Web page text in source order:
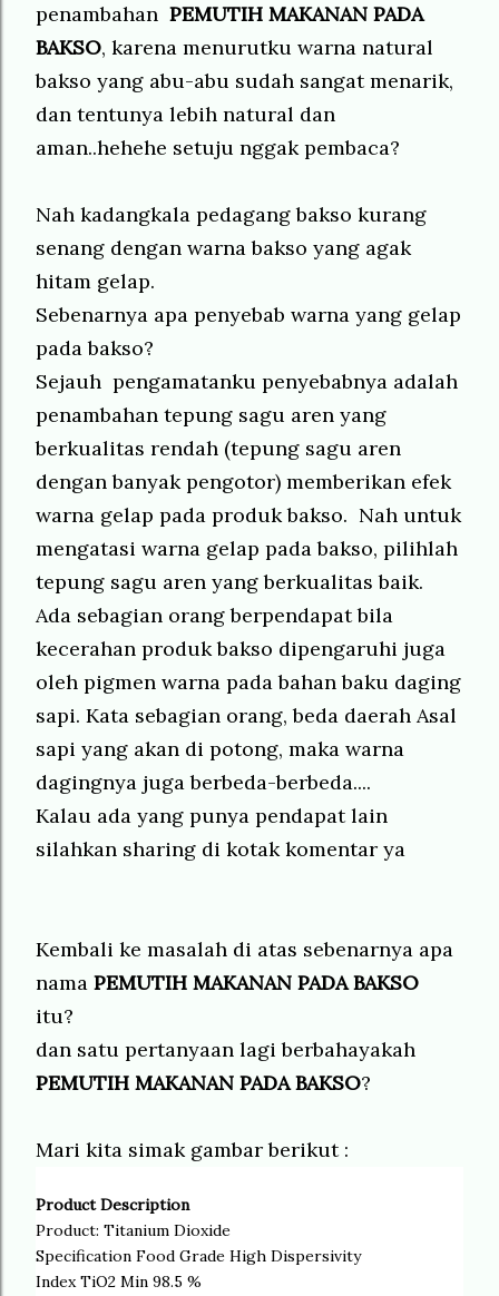
penambahan PEMUTIH MAKANAN PADA
BAKSO, karena menurutku warna natural
bakso yang abu-abu sudah sangat menarik,
dan tentunya lebih natural dan
aman..hehehe setuju nggak pembaca?
Nah kadangkala pedagang bakso kurang
senang dengan warna bakso yang agak
hitam gelap.
Sebenarnya apa penyebab warna yang gelap
pada bakso?
Sejauh pengamatanku penyebabnya adalah
penambahan tepung sagu aren yang
berkualitas rendah (tepung sagu aren
dengan banyak pengotor) memberikan efek
warna gelap pada produk bakso. Nah untuk
mengatasi warna gelap pada bakso, pilihlah
tepung sagu aren yang berkualitas baik.
Ada sebagian orang berpendapat bila
kecerahan produk bakso dipengaruhi juga
oleh pigmen warna pada bahan baku daging
sapi. Kata sebagian orang, beda daerah Asal
sapi yang akan di potong, maka warna
dagingnya juga berbeda-berbeda....
Kalau ada yang punya pendapat lain
silahkan sharing di kotak komentar ya
Kembali ke masalah di atas sebenarnya apa
nama PEMUTIH MAKANAN PADA BAKSO
itu?
dan satu pertanyaan lagi berbahayakah
PEMUTIH MAKANAN PADA BAKSO?
Mari kita simak gambar berikut :
Product Description
Product: Titanium Dioxide
Specification Food Grade High Dispersivity
Index TiO2 Min 98.5 %